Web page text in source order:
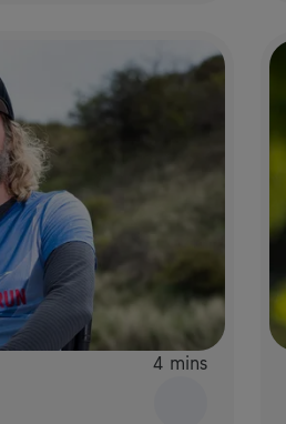
4 mins